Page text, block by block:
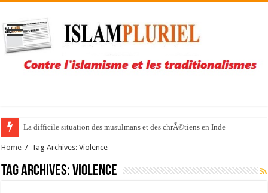
La difficile situation des musulmans et des chrÃ©tiens en Inde
Home / Tag Archives: Violence
Tag Archives:Violence